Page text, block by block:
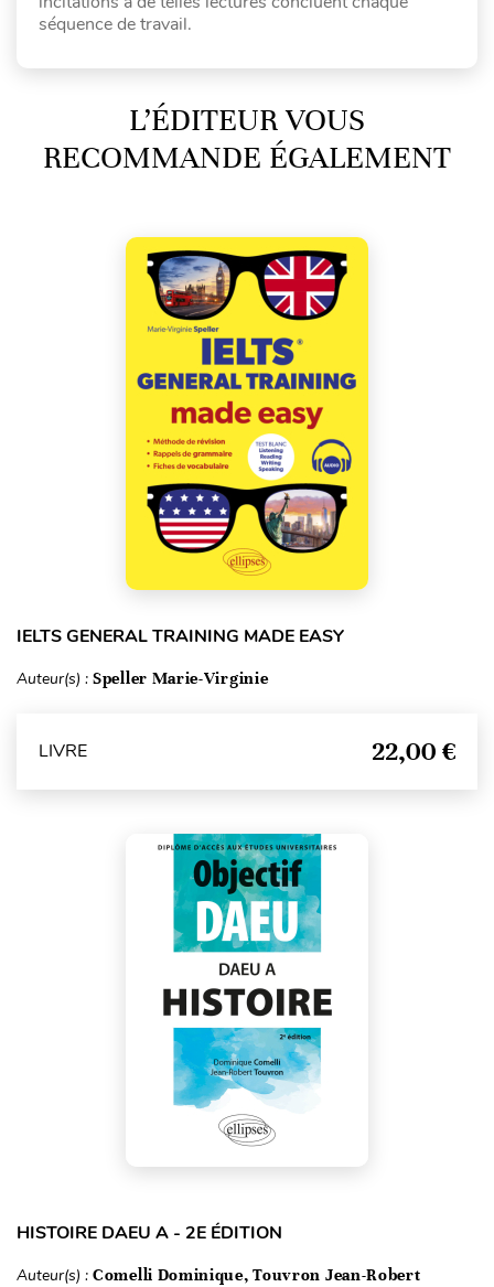
séquence de travail.
L’ÉDITEUR VOUS
RECOMMANDE ÉGALEMENT
IELTS GENERAL TRAINING MADE EASY
Auteur(s) : Speller Marie-Virginie
LIVRE 22,00 €
HISTOIRE DAEU A - 2E ÉDITION
Auteur(s) : Comelli Dominique, Touvron Jean-Robert